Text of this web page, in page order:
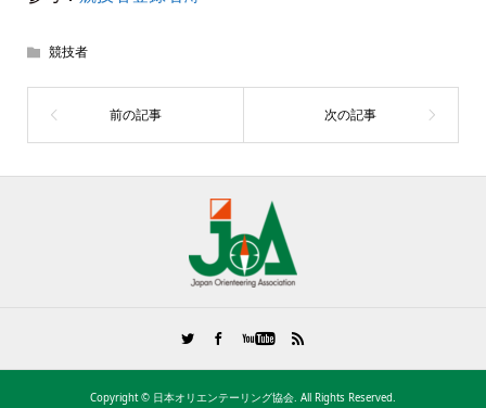
競技者
Copyright © 日本オリエンテーリング協会. All Rights Reserved.